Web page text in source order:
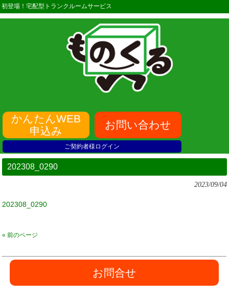
初登場！宅配型トランクルームサービス
かんたんWEB
申込み
お問い合わせ
ご契約者様ログイン
202308_0290
2023/09/04
202308_0290
« 前のページ
お問合せ